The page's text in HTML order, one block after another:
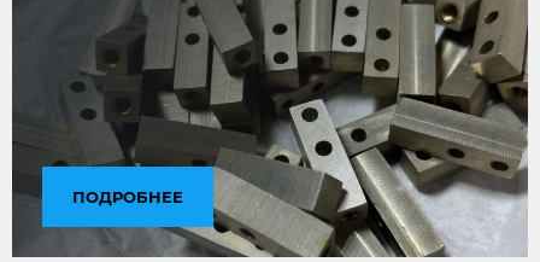
ПОДРОБНЕЕ